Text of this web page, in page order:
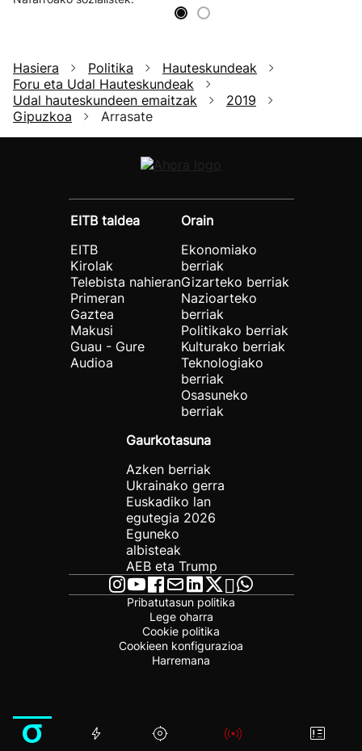
Hasiera Politika
Hauteskundeak
Foru eta Udal Hauteskundeak
Udal hauteskundeen emaitzak
2019
Gipuzkoa
Arrasate
EITB taldea
EITB
Kirolak
Telebista nahieran
Primeran
Gaztea
Makusi
Guau - Gure
Audioa
Orain
Ekonomiako
berriak
Gizarteko berriak
Nazioarteko
berriak
Politikako berriak
Kulturako berriak
Teknologiako
berriak
Osasuneko
berriak
Gaurkotasuna
Azken berriak
Ukrainako gerra
Euskadiko lan
egutegia 2026
Eguneko
albisteak
AEB eta Trump
Pribatutasun politika
Lege oharra
Cookie politika
Cookieen konfigurazioa
Harremana